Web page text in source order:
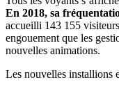
En 2018, sa
accueilli 143 155
engouement que les
nouvelles animations.
Les nouvelles installions